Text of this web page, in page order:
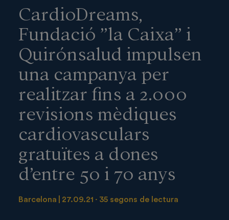
CardioDreams,
Fundació ”la Caixa” i
Quirónsalud impulsen
una campanya per
realitzar fins a 2.000
revisions mèdiques
cardiovasculars
gratuïtes a dones
d’entre 50 i 70 anys
Barcelona 27.09.21 35 segons de lectura